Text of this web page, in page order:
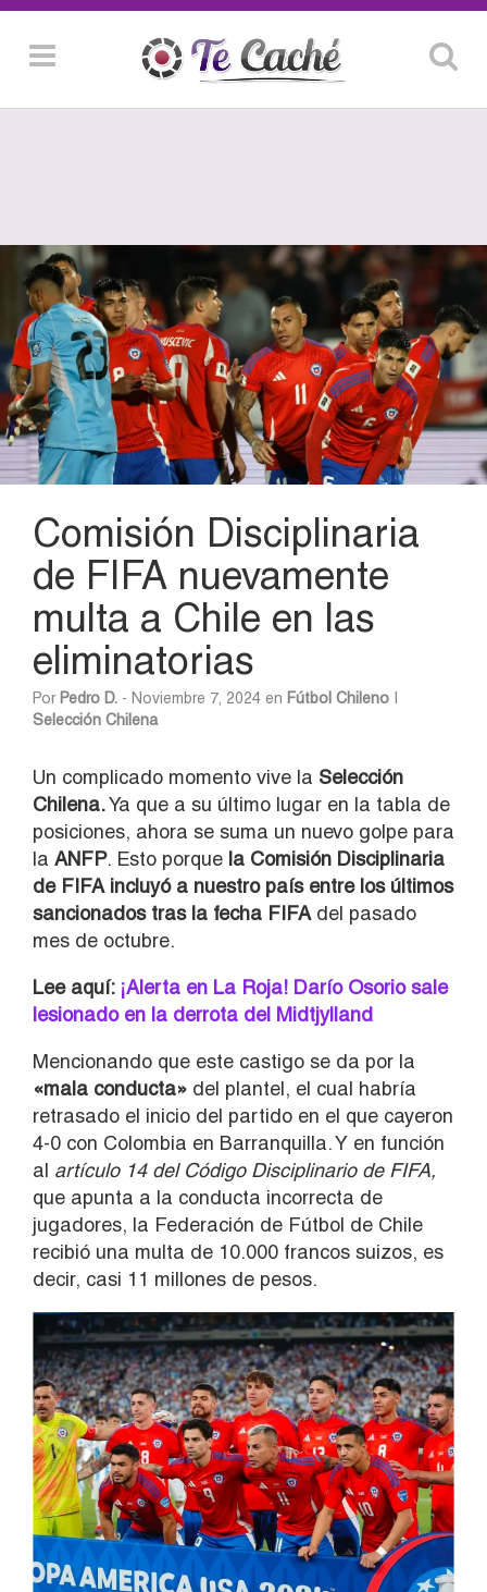
Comisión Disciplinaria
de FIFA nuevamente
multa a Chile en las
eliminatorias
Por Pedro D. - Noviembre 7, 2024 en Fútbol Chileno
Selección Chilena
Un complicado momento vive la Selección
Chilena.Ya que a su último lugar en la tabla de
posiciones, ahora se suma un nuevo golpe para
la ANFP. Esto porque la Comisión Disciplinaria
de FIFA incluyó a nuestro país entre los últimos
sancionados tras la fecha FIFAdel pasado
mes de octubre.
Lee aquí: ¡Alerta en La Roja! Darío Osorio sale
lesionado en la derrota del Midtjylland
Mencionando que este castigo se da por la
«mala conducta» del plantel, el cual habría
retrasado el inicio del partido en el que cayeron
4-0 con Colombia en Barranquilla. Y en función
al artículo 14 del Código Disciplinario de FIFA,
que apunta a la conducta incorrecta de
jugadores, la Federación de Fútbol de Chile
recibió una multa de 10.000 francos suizos, es
decir, casi 11 millones de pesos.